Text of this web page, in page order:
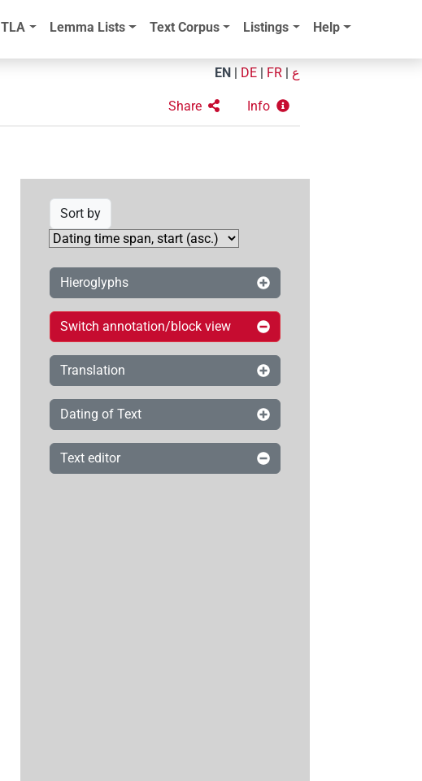
TLA Lemma Lists Text Corpus Listings Help
EN DE FR ع
Share Info
Sort by
Hieroglyphs
Switch annotation/block view
Translation
Dating of Text
Text editor